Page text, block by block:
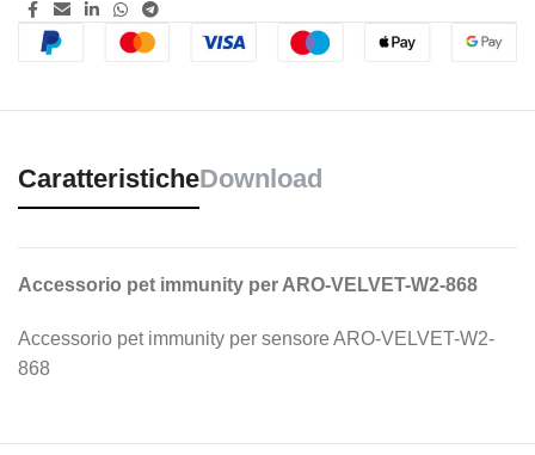
CaratteristicheDownload
Accessorio pet immunity per ARO-VELVET-W2-868
Accessorio pet immunity per sensore ARO-VELVET-W2-
868